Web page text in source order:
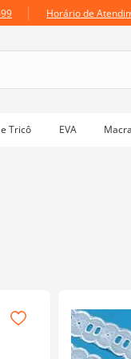
Horário de
Tricô EVA